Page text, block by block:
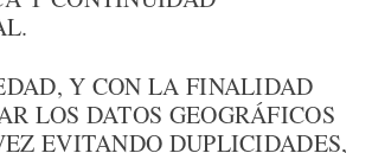
Y CON LA FINALIDAD
LOS DATOS GEOGRÁFICOS
EVITANDO DUPLICIDADES,